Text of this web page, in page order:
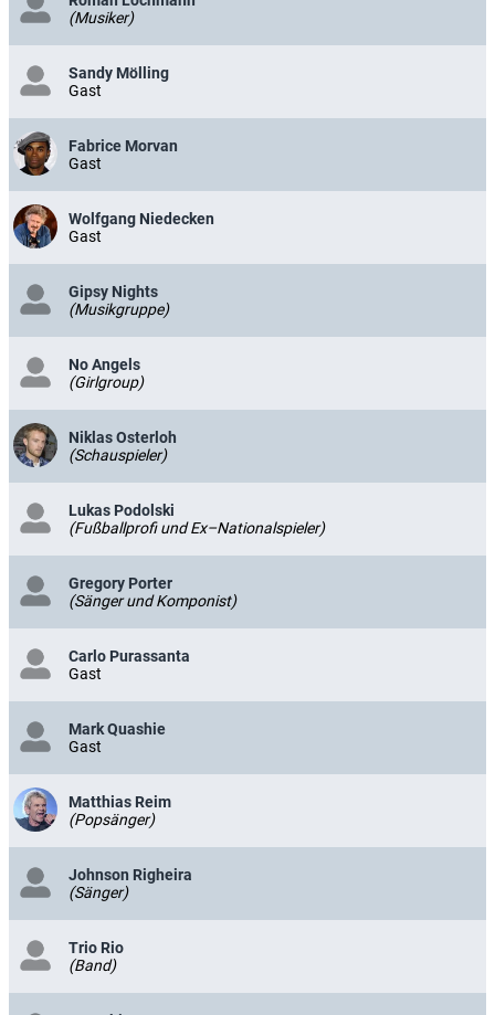
(Musiker)
Sandy Mölling
Gast
Fabrice Morvan
Gast
Wolfgang Niedecken
Gast
Gipsy Nights
(Musikgruppe)
No Angels
(Girlgroup)
Niklas Osterloh
(Schauspieler)
Lukas Podolski
(Fußballprofi und Ex–Nationalspieler)
Gregory Porter
(Sänger und Komponist)
Carlo Purassanta
Gast
Mark Quashie
Gast
Matthias Reim
(Popsänger)
Johnson Righeira
(Sänger)
Trio Rio
(Band)